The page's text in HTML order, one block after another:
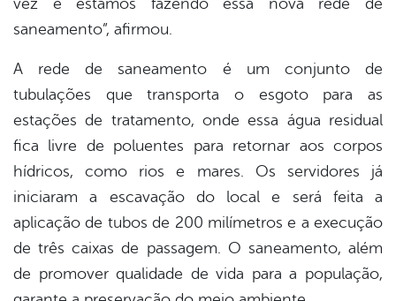
vez e estamos fazendo essa nova rede de
saneamento”, afirmou.
A rede de saneamento é um conjunto de
tubulações que transporta o esgoto para as
estações de tratamento, onde essa água residual
fica livre de poluentes para retornar aos corpos
hídricos, como rios e mares. Os servidores já
iniciaram a escavação do local e será feita a
aplicação de tubos de 200 milímetros e a execução
de três caixas de passagem. O saneamento, além
de promover qualidade de vida para a população,